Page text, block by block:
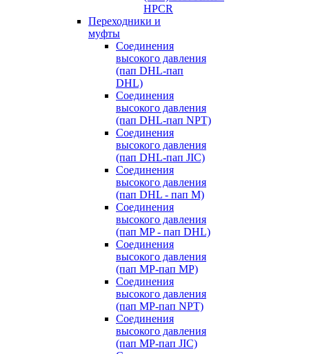
HPCR
Переходники и
муфты
Cоединения
высокого давления
(пап DHL-пап
DHL)
Соединения
высокого давления
(пап DHL-пап NPT)
Соединения
высокого давления
(пап DHL-пап JIC)
Cоединения
высокого давления
(пап DHL - пап M)
Cоединения
высокого давления
(пап MP - пап DHL)
Соединения
высокого давления
(пап MP-пап MP)
Соединения
высокого давления
(пап MP-пап NPT)
Соединения
высокого давления
(пап MP-пап JIC)